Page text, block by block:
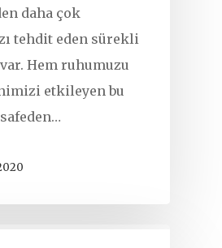
daha çok
tehdit eden sürekli
Hem ruhumuzu
etkileyen bu